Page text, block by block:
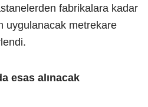
fabrikalara kadar
uygulanacak metrekare
esas alınacak